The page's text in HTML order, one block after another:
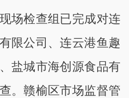
场检查组已完成对连
限公司、连云港鱼趣
盐城市海创源食品有
。赣榆区市场监督管